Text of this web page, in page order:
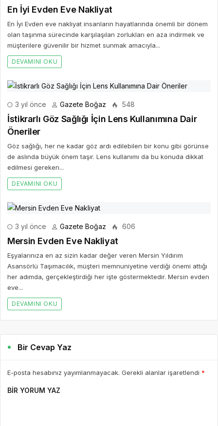
En İyi Evden Eve Nakliyat
En İyi Evden eve nakliyat insanların hayatlarında önemli bir dönem
olan taşınma sürecinde karşılaşılan zorlukları en aza indirmek ve
müşterilere güvenilir bir hizmet sunmak amacıyla...
DEVAMINI OKU
3 yıl önce Gazete Boğaz 548
İstikrarlı Göz Sağlığı İçin Lens Kullanımına Dair
Öneriler
Göz sağlığı, her ne kadar göz ardı edilebilen bir konu gibi görünse
de aslında büyük önem taşır. Lens kullanımı da bu konuda dikkat
edilmesi gereken...
DEVAMINI OKU
3 yıl önce Gazete Boğaz 606
Mersin Evden Eve Nakliyat
Eşyalarınıza en az sizin kadar değer veren Mersin Yıldırım
Asansörlü Taşımacılık, müşteri memnuniyetine verdiği önemi attığı
her adımda, gerçekleştirdiği her işte göstermektedir. Mersin evden
eve...
DEVAMINI OKU
Bir Cevap Yaz
E-posta hesabınız yayımlanmayacak. Gerekli alanlar işaretlendi *
BIR YORUM YAZ